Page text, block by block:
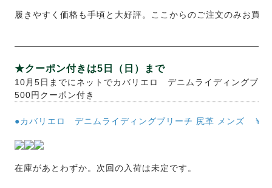
履きやすく価格も手頃と大好評。ここからのご注文のみお買
★クーポン付きは5日（日）まで
10月5日までにネットでカバリエロ デニムライディングブリ
500円クーポン付き
●カバリエロ デニムライディングブリーチ 尻革 メンズ ￥
在庫があとわずか。次回の入荷は未定です。